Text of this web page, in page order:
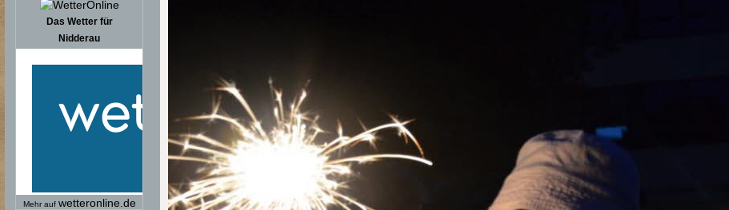
Das Wetter für
Nidderau
Mehr auf wetteronline.de